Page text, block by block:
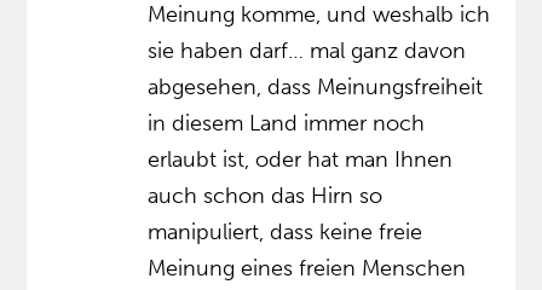
Meinung komme, und weshalb ich
sie haben darf… mal ganz davon
abgesehen, dass Meinungsfreiheit
in diesem Land immer noch
erlaubt ist, oder hat man Ihnen
auch schon das Hirn so
manipuliert, dass keine freie
Meinung eines freien Menschen